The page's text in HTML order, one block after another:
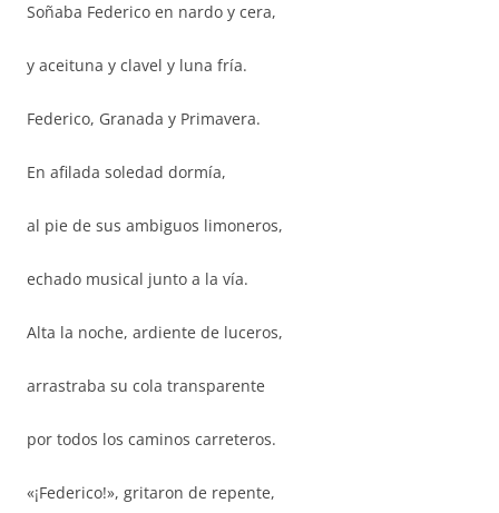
Soñaba Federico en nardo y cera,
y aceituna y clavel y luna fría.
Federico, Granada y Primavera.
En afilada soledad dormía,
al pie de sus ambiguos limoneros,
echado musical junto a la vía.
Alta la noche, ardiente de luceros,
arrastraba su cola transparente
por todos los caminos carreteros.
«¡Federico!», gritaron de repente,